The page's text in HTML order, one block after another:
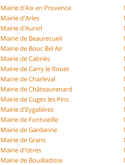
Mairie d'Aix en Provence
Mairie d'Arles
Mairie d'Auriol
Mairie de Beaurecueil
Mairie de Bouc Bel Air
Mairie de Cabriès
Mairie de Carry le Rouet
Mairie de Charleval
Mairie de Châteaurenard
Mairie de Cuges les Pins
Mairie d'Eygalières
Mairie de Fontvieille
Mairie de Gardanne
Mairie de Grans
Mairie d'Istres
Mairie de Bouilladisse